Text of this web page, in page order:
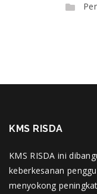
KMS RISDA
KMS RISDA ini
keberkesanan
menyokong